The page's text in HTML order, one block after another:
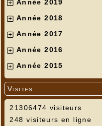
Année 2019
Année 2018
Année 2017
Année 2016
Année 2015
Visites
21306474 visiteurs
248 visiteurs en ligne